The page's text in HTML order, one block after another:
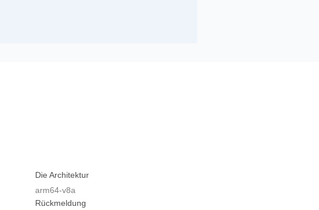
Die Architektur
arm64-v8a
Rückmeldung